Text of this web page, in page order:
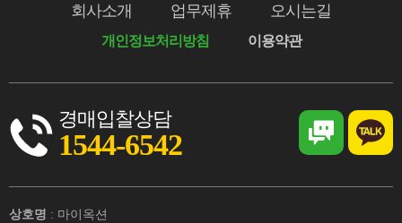
회사소개 업무제휴 오시는길
개인정보처리방침 이용약관
경매입찰상담
1544-6542
상호명 : 마이옥션